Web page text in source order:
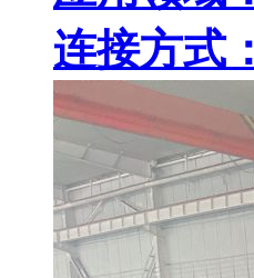
连接方式：